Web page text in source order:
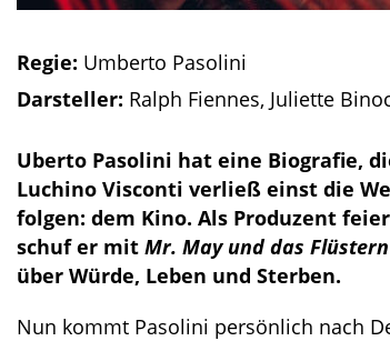
Regie: Umberto Pasolini
Darsteller: Ralph Fiennes, Juliette
Uberto Pasolini hat eine Biografie,
Luchino Visconti verließ einst die
folgen: dem Kino. Als Produzent
schuf er mit Mr. May und das
über Würde, Leben und Sterben.
Nun kommt Pasolini persönlich nach